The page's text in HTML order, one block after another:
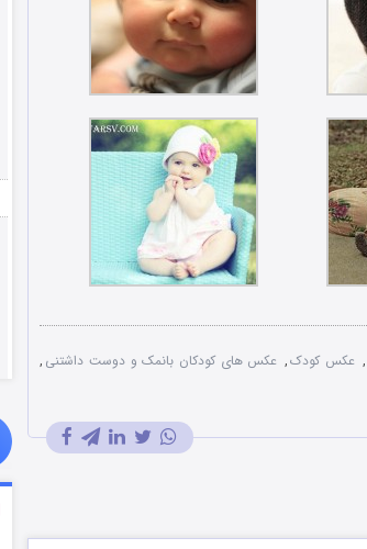
, عکس کودک, عکس های کودکان بانمک و دوست داشتنی ,